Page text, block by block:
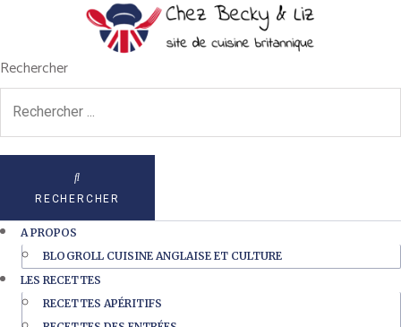
Rechercher
RECHERCHER
A PROPOS
BLOGROLL CUISINE ANGLAISE ET CULTURE
LES RECETTES
RECETTES APÉRITIFS